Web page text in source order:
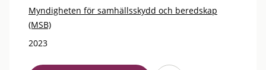
Myndigheten för samhällsskydd och beredskap
(MSB)
2023